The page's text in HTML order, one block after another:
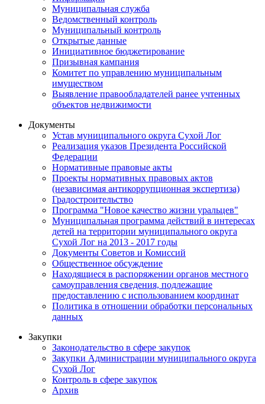
Муниципальная служба
Ведомственный контроль
Муниципальный контроль
Открытые данные
Инициативное бюджетирование
Призывная кампания
Комитет по управлению муниципальным
имуществом
Выявление правообладателей ранее учтенных
объектов недвижимости
Документы
Устав муниципального округа Сухой Лог
Реализация указов Президента Российской
Федерации
Нормативные правовые акты
Проекты нормативных правовых актов
(независимая антикоррупционная экспертиза)
Градостроительство
Программа "Новое качество жизни уральцев"
Муниципальная программа действий в интересах
детей на территории муниципального округа
Сухой Лог на 2013 - 2017 годы
Документы Советов и Комиссий
Общественное обсуждение
Находящиеся в распоряжении органов местного
самоуправления сведения, подлежащие
предоставлению с использованием координат
Политика в отношении обработки персональных
данных
Закупки
Законодательство в сфере закупок
Закупки Администрации муниципального округа
Сухой Лог
Контроль в сфере закупок
Архив